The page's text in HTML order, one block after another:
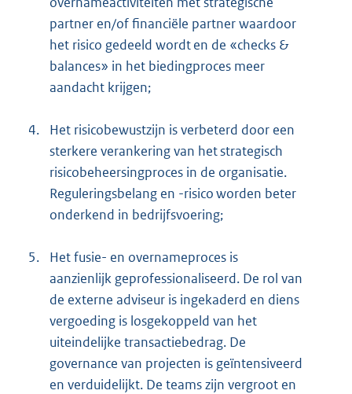
partner en/of financiële partner waardoor
het risico gedeeld wordt en de «checks &
balances» in het biedingproces meer
aandacht krijgen;
4.
Het risicobewustzijn is verbeterd door een
sterkere verankering van het strategisch
risicobeheersingproces in de organisatie.
Reguleringsbelang en -risico worden beter
onderkend in bedrijfsvoering;
5.
Het fusie- en overnameproces is
aanzienlijk geprofessionaliseerd. De rol van
de externe adviseur is ingekaderd en diens
vergoeding is losgekoppeld van het
uiteindelijke transactiebedrag. De
governance van projecten is geïntensiveerd
en verduidelijkt. De teams zijn vergroot en